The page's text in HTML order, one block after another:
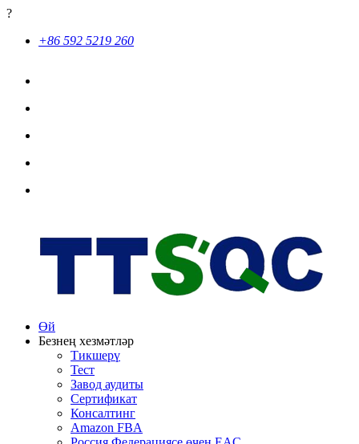
?
+86 592 5219 260
Өй
Безнең хезмәтләр
Тикшерү
Тест
Завод аудиты
Сертификат
Консалтинг
Amazon FBA